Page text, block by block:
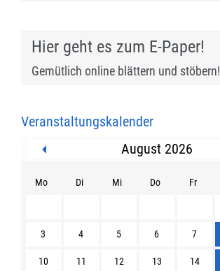
Hier geht es zum E-Paper!
Gemütlich online blättern und stöbern!
Veranstaltungskalender
August 2026
Mo Di Mi Do Fr
3 4 5 6 7
10 11 12 13 14